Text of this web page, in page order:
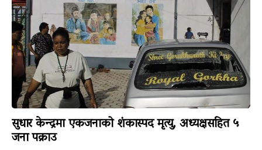
सुधार केन्द्रमा एकजनाको शंकास्पद मृत्यु, अध्यक्षसहित ५
जना पक्राउ